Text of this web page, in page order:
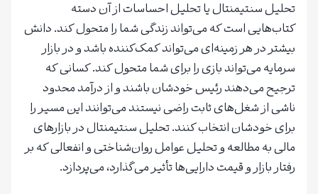
تحلیل سنتیمنتال یا تحلیل احساسات از آن دسته
کتاب‌هایی است که می‌تواند زندگی شما را متحول کند. دانش
بیشتر در هر زمینه‌ای می‌تواند کمک‌کننده باشد و در بازار
سرمایه می‌تواند بازی را برای شما متحول کند. کسانی که
ترجیح می‌دهند رئیس خودشان باشند و از درآمد محدود
ناشی از شغل‌های ثابت راضی نیستند می‌توانند این مسیر را
برای خودشان انتخاب کنند. تحلیل سنتیمنتال در بازارهای
مالی به مطالعه و تحلیل عوامل روان‌شناختی و انفعالی که بر
رفتار بازار و قیمت دارایی‌ها تأثیر می‌گذارد، می‌پردازد.